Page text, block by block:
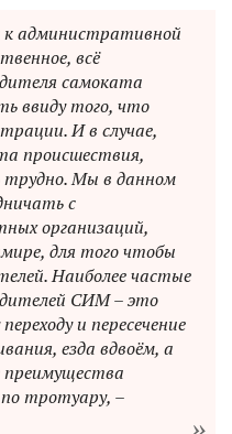
административной
всё
самоката
ввиду того, что
И в случае,
происшествия,
трудно. Мы в данном
с
организаций,
для того чтобы
Наиболее частые
СИМ – это
и пересечение
езда вдвоём, а
преимущества
тротуару, –